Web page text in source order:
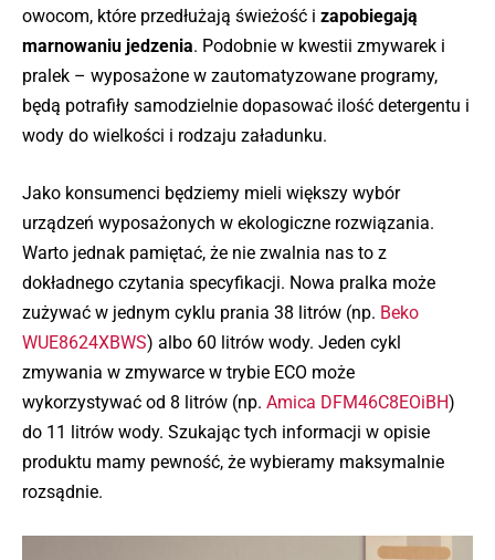
owocom, które przedłużają świeżość i zapobiegają
marnowaniu jedzenia. Podobnie w kwestii zmywarek i
pralek – wyposażone w zautomatyzowane programy,
będą potrafiły samodzielnie dopasować ilość detergentu i
wody do wielkości i rodzaju załadunku.
Jako konsumenci będziemy mieli większy wybór
urządzeń wyposażonych w ekologiczne rozwiązania.
Warto jednak pamiętać, że nie zwalnia nas to z
dokładnego czytania specyfikacji. Nowa pralka może
zużywać w jednym cyklu prania 38 litrów (np. Beko
WUE8624XBWS) albo 60 litrów wody. Jeden cykl
zmywania w zmywarce w trybie ECO może
wykorzystywać od 8 litrów (np. Amica DFM46C8EOiBH)
do 11 litrów wody. Szukając tych informacji w opisie
produktu mamy pewność, że wybieramy maksymalnie
rozsądnie.